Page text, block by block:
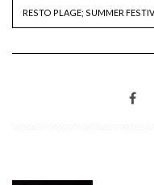
RESTO PLAGE; SUMMER